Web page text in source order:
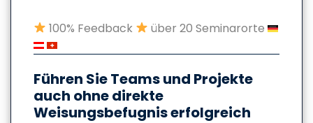
100% Feedback über 20 Seminarorte
Führen Sie Teams und Projekte
auch ohne direkte
Weisungsbefugnis erfolgreich